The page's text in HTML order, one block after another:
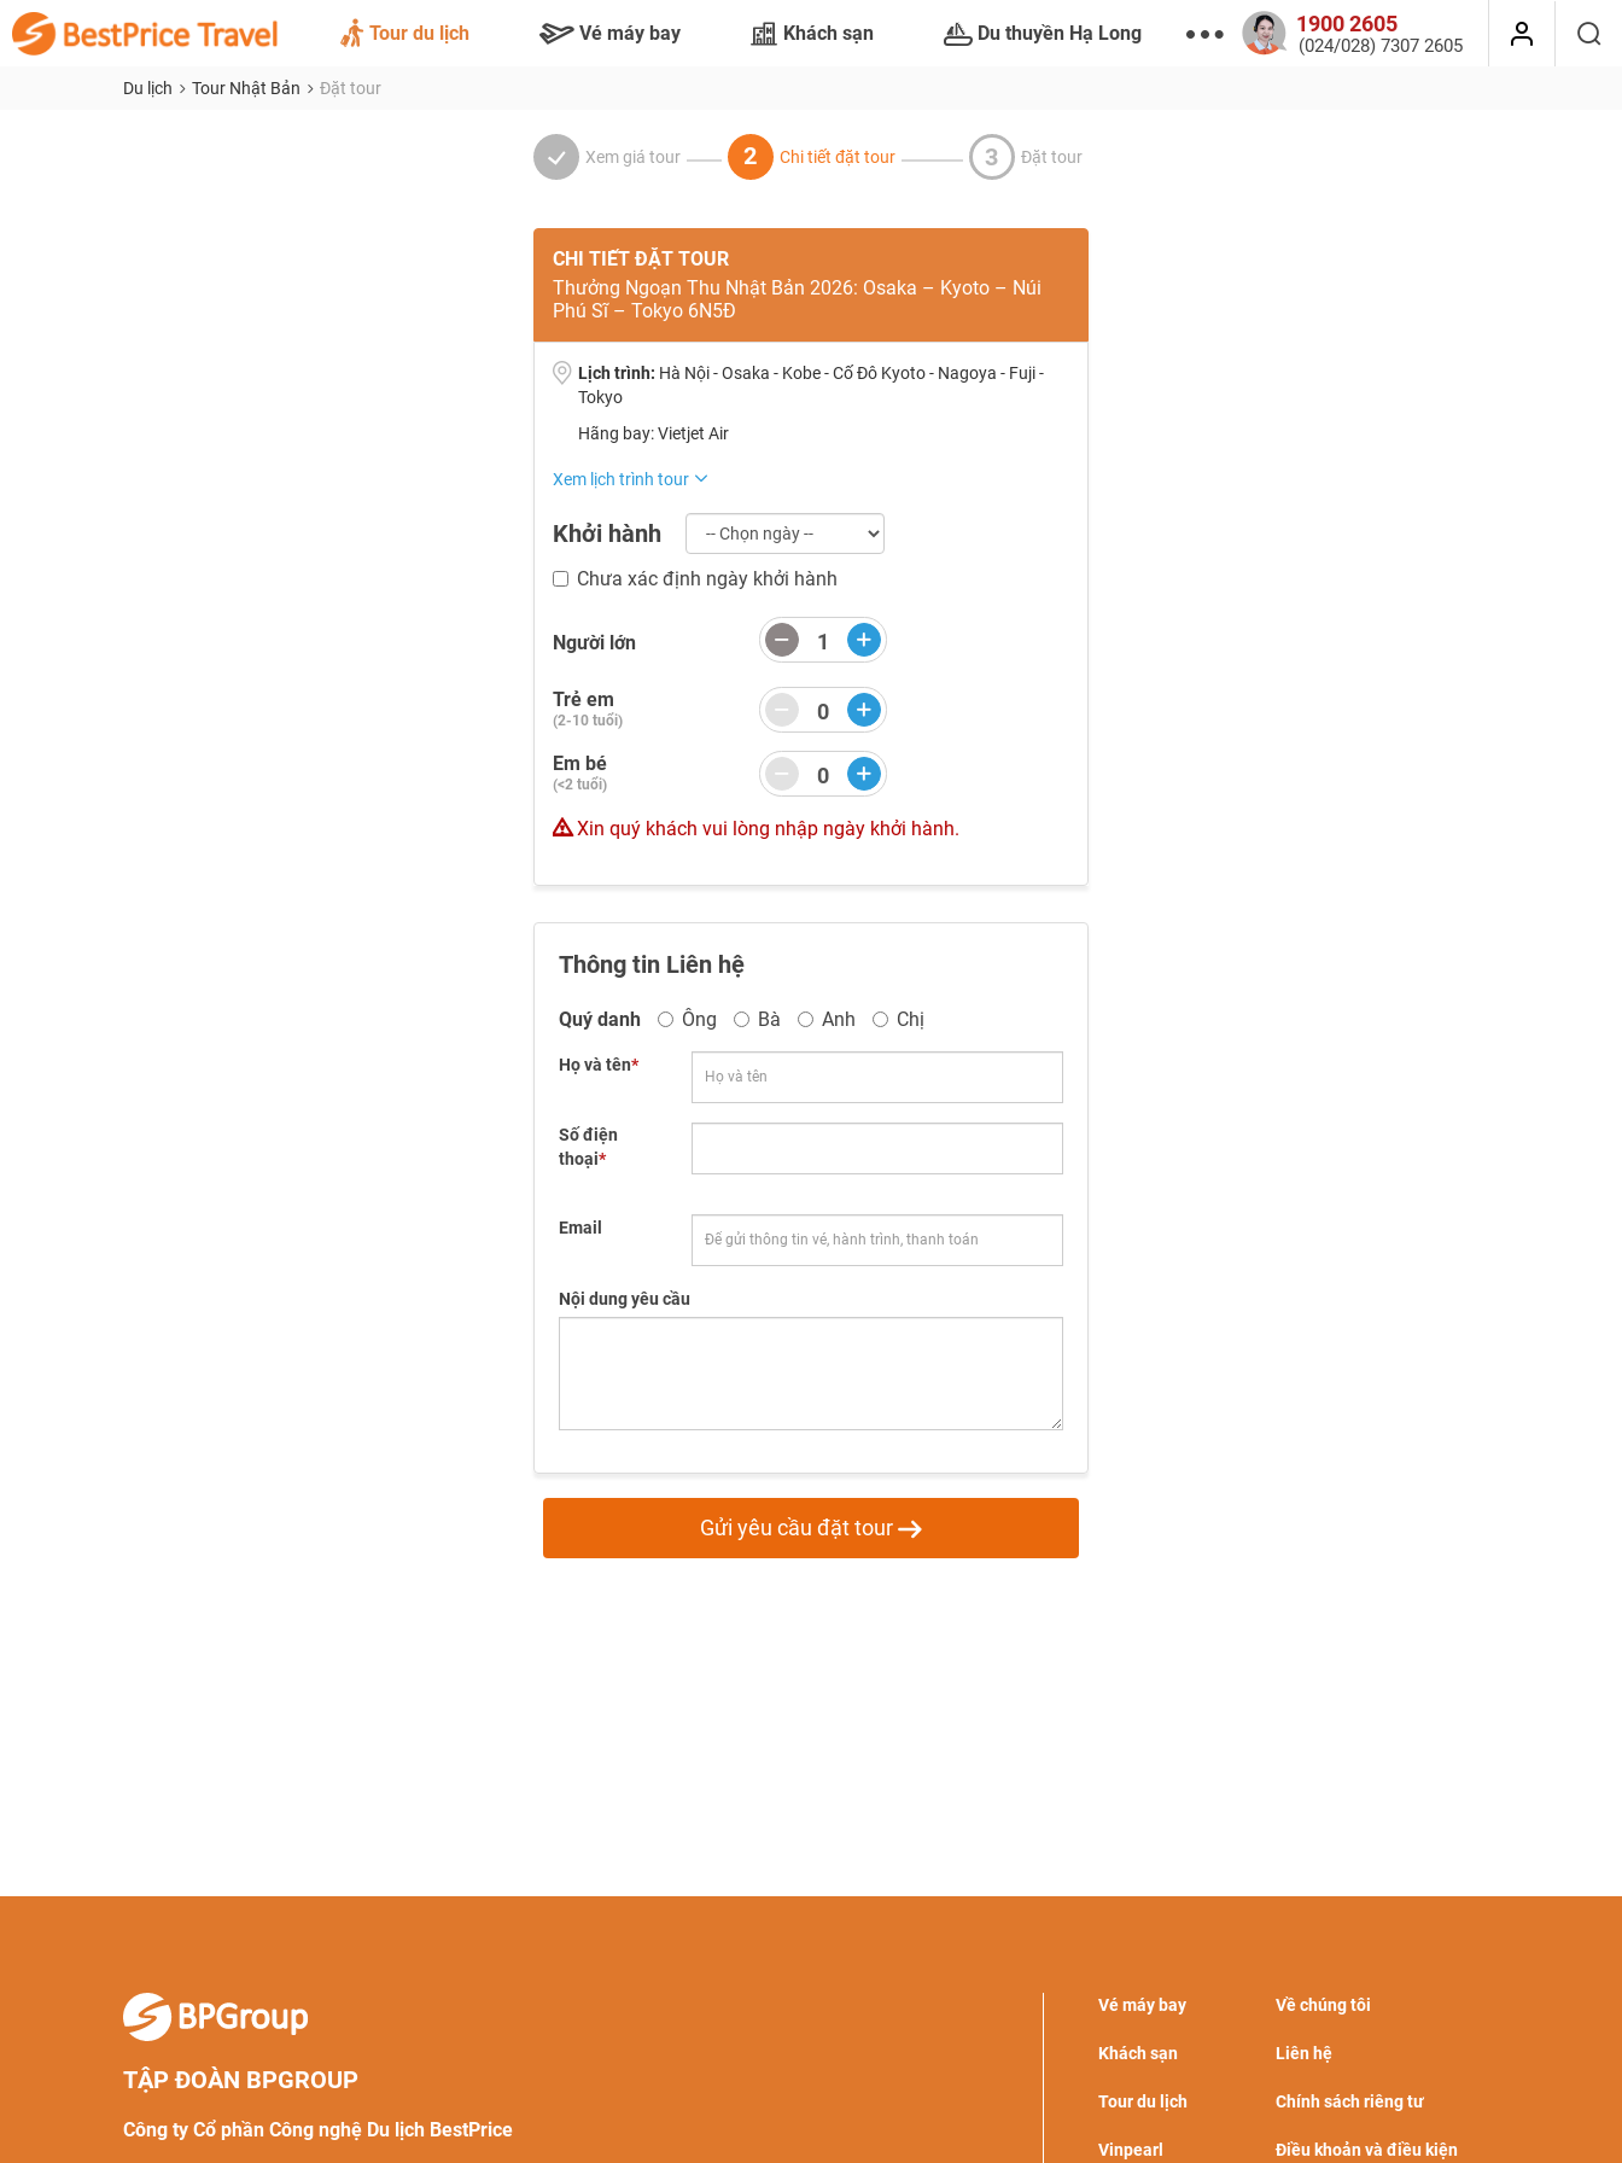
Tour du lịch Vé máy bay Khách sạn Du thuyền Hạ Long 1900 2605
(024/028) 7307 2605
Du lịch Tour Nhật Bản Đặt tour
Xem giá tour 2 Chi tiết đặt tour 3 Đặt tour
CHI TIẾT ĐẶT TOUR
Thưởng Ngoạn Thu Nhật Bản 2026: Osaka – Kyoto – Núi
Phú Sĩ – Tokyo 6N5Đ
Lịch trình: Hà Nội - Osaka - Kobe - Cố Đô Kyoto - Nagoya - Fuji -
Tokyo
Hãng bay: Vietjet Air
Xem lịch trình tour
Khởi hành
Chưa xác định ngày khởi hành
Người lớn
Trẻ em
(2-10 tuổi)
Em bé
(<2 tuổi)
Xin quý khách vui lòng nhập ngày khởi hành.
Thông tin Liên hệ
Quý danh Ông Bà Anh Chị
Họ và tên*
Số điện
thoại*
Email
Nội dung yêu cầu
Gửi yêu cầu đặt tour
TẬP ĐOÀN BPGROUP
Công ty Cổ phần Công nghệ Du lịch BestPrice
Vé máy bay
Khách sạn
Tour du lịch
Vinpearl
Về chúng tôi
Liên hệ
Chính sách riêng tư
Điều khoản và điều kiện
TƯ VẤN NGAY
TƯ VẤN NGAY